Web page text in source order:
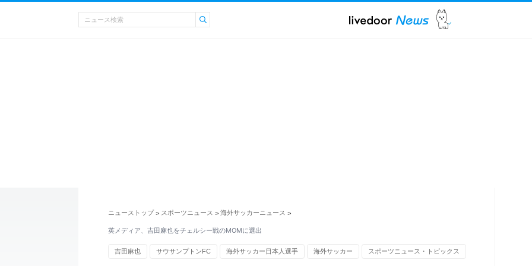
ニューストップ > スポーツニュース > 海外サッカーニュース >
英メディア、吉田麻也をチェルシー戦のMOMに選出
吉田麻也 サウサンプトンFC 海外サッカー日本人選手 海外サッカー スポーツニュース・トピックス